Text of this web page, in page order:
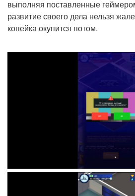
выполняя поставленные
развитие своего дела нельзя
копейка окупится потом.